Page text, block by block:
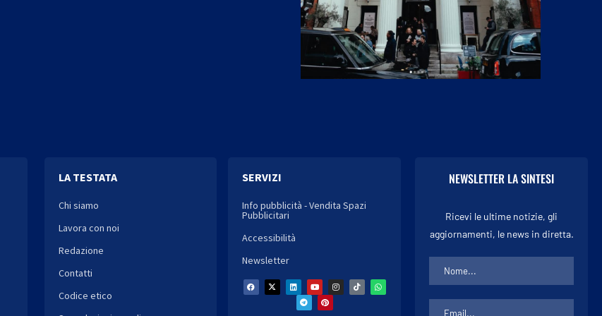
LA TESTATA
Chi siamo
Lavora con noi
Redazione
Contatti
Codice etico
SERVIZI
Info pubblicità - Vendita Spazi
Pubblicitari
Accessibilità
Newsletter
NEWSLETTER LA SINTESI
Ricevi le ultime notizie, gli
aggiornamenti, le news in diretta.